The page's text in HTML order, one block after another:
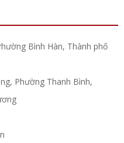
Bình Hàn, Thành phố
Phường Thanh Bình,